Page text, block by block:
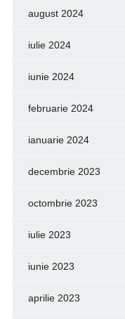
august 2024
iulie 2024
iunie 2024
februarie 2024
ianuarie 2024
decembrie 2023
octombrie 2023
iulie 2023
iunie 2023
aprilie 2023